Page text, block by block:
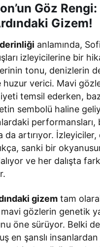
Göz
Gizem!
anlamında,
izleyicilerine bir
tonu, denizlerin
huzur verici. Mavi
temsil ederken,
sembolü haline
da artırıyor.
sanki bir
ve her dalışta
gizem tam
gözlerin genetik
öne sürüyor. Belki
en şanslı